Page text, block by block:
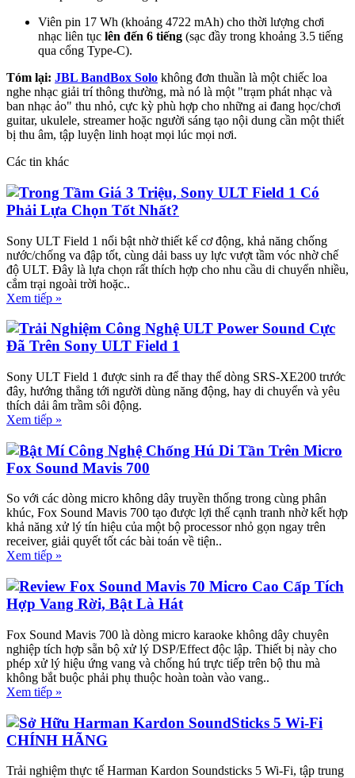
Viên pin 17 Wh (khoảng 4722 mAh) cho thời lượng chơi
nhạc liên tục lên đến 6 tiếng (sạc đầy trong khoảng 3.5 tiếng
qua cổng Type-C).
Tóm lại: JBL BandBox Solo không đơn thuần là một chiếc loa
nghe nhạc giải trí thông thường, mà nó là một "trạm phát nhạc và
ban nhạc ảo" thu nhỏ, cực kỳ phù hợp cho những ai đang học/chơi
guitar, ukulele, streamer hoặc người sáng tạo nội dung cần một thiết
bị thu âm, tập luyện linh hoạt mọi lúc mọi nơi.
Các tin khác
Trong Tầm Giá 3 Triệu, Sony ULT Field 1 Có
Phải Lựa Chọn Tốt Nhất?
Sony ULT Field 1 nổi bật nhờ thiết kế cơ động, khả năng chống
nước/chống va đập tốt, cùng dải bass uy lực vượt tầm vóc nhờ chế
độ ULT. Đây là lựa chọn rất thích hợp cho nhu cầu di chuyển nhiều,
cắm trại ngoài trời hoặc..
Xem tiếp »
Trải Nghiệm Công Nghệ ULT Power Sound Cực
Đã Trên Sony ULT Field 1
Sony ULT Field 1 được sinh ra để thay thế dòng SRS-XE200 trước
đây, hướng thẳng tới người dùng năng động, hay di chuyển và yêu
thích dải âm trầm sôi động.
Xem tiếp »
Bật Mí Công Nghệ Chống Hú Di Tần Trên Micro
Fox Sound Mavis 700
So với các dòng micro không dây truyền thống trong cùng phân
khúc, Fox Sound Mavis 700 tạo được lợi thế cạnh tranh nhờ kết hợp
khả năng xử lý tín hiệu của một bộ processor nhỏ gọn ngay trên
receiver, giải quyết tốt các bài toán về tiện..
Xem tiếp »
Review Fox Sound Mavis 70 Micro Cao Cấp Tích
Hợp Vang Rời, Bật Là Hát
Fox Sound Mavis 700 là dòng micro karaoke không dây chuyên
nghiệp tích hợp sẵn bộ xử lý DSP/Effect độc lập. Thiết bị này cho
phép xử lý hiệu ứng vang và chống hú trực tiếp trên bộ thu mà
không bắt buộc phải phụ thuộc hoàn toàn vào vang..
Xem tiếp »
Sở Hữu Harman Kardon SoundSticks 5 Wi-Fi
CHÍNH HÃNG
Trải nghiệm thực tế Harman Kardon Soundsticks 5 Wi-Fi, tập trung